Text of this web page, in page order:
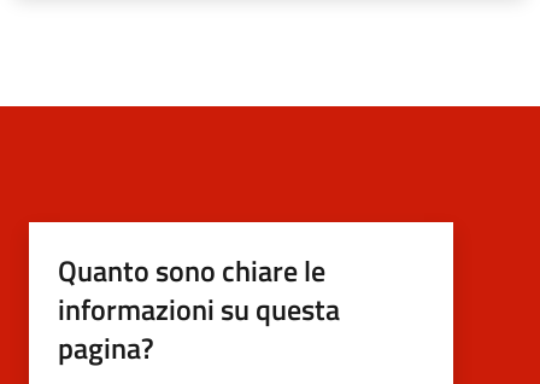
Quanto sono chiare le
informazioni su questa
pagina?